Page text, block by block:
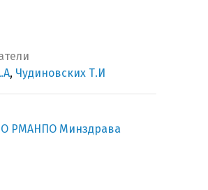
, Чудиновских Т.И
РМАНПО Минздрава